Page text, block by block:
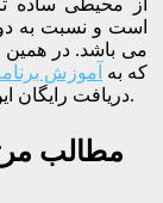
است و نسبت به
می باشد. در همین
که به آموزش
دریافت رایگانبه ادامه مطلب مراجعه نمایید.
مطالب